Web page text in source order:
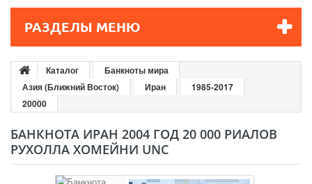
РАЗДЕЛЫ МЕНЮ
Каталог
Банкноты мира
Азия (Ближний Восток)
Иран
1985-2017
20000
БАНКНОТА ИРАН 2004 ГОД 20 000 РИАЛОВ
РУХОЛЛА ХОМЕЙНИ UNC